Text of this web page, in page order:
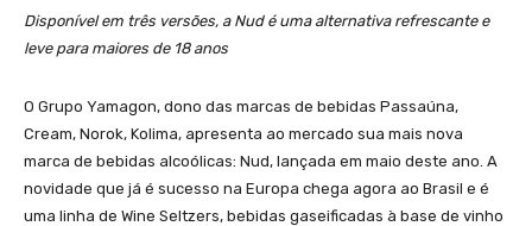
Disponível em três versões, a Nud é uma alternativa refrescante e
leve para maiores de 18 anos
O Grupo Yamagon, dono das marcas de bebidas Passaúna,
Cream, Norok, Kolima, apresenta ao mercado sua mais nova
marca de bebidas alcoólicas: Nud, lançada em maio deste ano. A
novidade que já é sucesso na Europa chega agora ao Brasil e é
uma linha de Wine Seltzers, bebidas gaseificadas à base de vinho